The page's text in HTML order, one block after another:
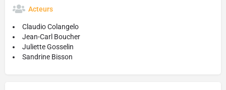
Acteurs
Claudio Colangelo
Jean-Carl Boucher
Juliette Gosselin
Sandrine Bisson